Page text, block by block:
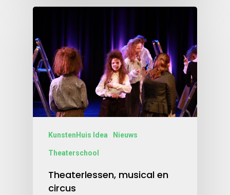
KunstenHuis Idea Nieuws
Theaterschool
Theaterlessen, musical en
circus